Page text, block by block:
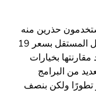
حذرين منه
مع مينيت دوك هو سعره. تبدأ خطة العمل المستقل بسعر 19
بخيارات
من البرامج
تطورًا ولكن بنصف